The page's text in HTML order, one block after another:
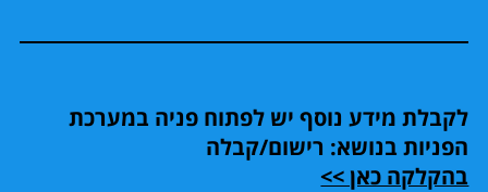
לקבלת מידע נוסף יש לפתוח פניה במערכת
הפניות בנושא: רישום/קבלה
בהקלקה כאן >>